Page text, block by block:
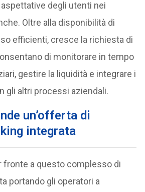
degli utenti nei
Oltre alla disponibilità di
efficienti, cresce la richiesta di
di monitorare in tempo
gestire la liquidità e integrare i
gli altri processi aziendali.
un’offerta di
integrata
fronte a questo complesso di
portando gli operatori a